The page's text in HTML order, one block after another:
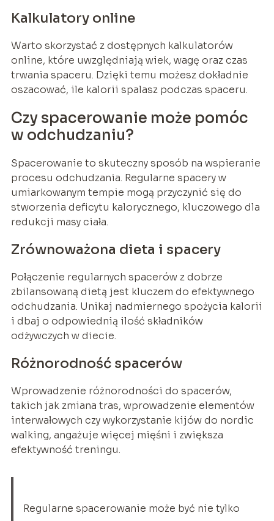
Kalkulatory online
Warto skorzystać z dostępnych kalkulatorów
online, które uwzględniają wiek, wagę oraz czas
trwania spaceru. Dzięki temu możesz dokładnie
oszacować, ile kalorii spalasz podczas spaceru.
Czy spacerowanie może pomóc
w odchudzaniu?
Spacerowanie to skuteczny sposób na wspieranie
procesu odchudzania. Regularne spacery w
umiarkowanym tempie mogą przyczynić się do
stworzenia deficytu kalorycznego, kluczowego dla
redukcji masy ciała.
Zrównoważona dieta i spacery
Połączenie regularnych spacerów z dobrze
zbilansowaną dietą jest kluczem do efektywnego
odchudzania. Unikaj nadmiernego spożycia kalorii
i dbaj o odpowiednią ilość składników
odżywczych w diecie.
Różnorodność spacerów
Wprowadzenie różnorodności do spacerów,
takich jak zmiana tras, wprowadzenie elementów
interwałowych czy wykorzystanie kijów do nordic
walking, angażuje więcej mięśni i zwiększa
efektywność treningu.
Regularne spacerowanie może być nie tylko